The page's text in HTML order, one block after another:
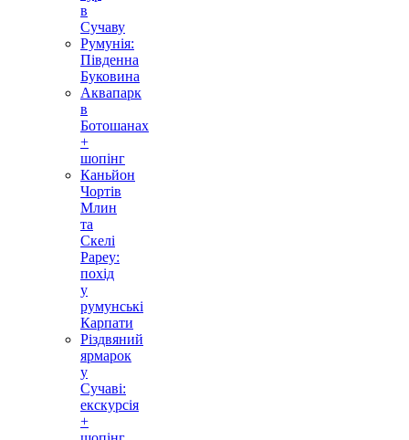
в
Сучаву
Румунія:
Південна
Буковина
Аквапарк
в
Ботошанах
+
шопінг
Каньйон
Чортів
Млин
та
Скелі
Рареу:
похід
у
румунські
Карпати
Різдвяний
ярмарок
у
Сучаві:
екскурсія
+